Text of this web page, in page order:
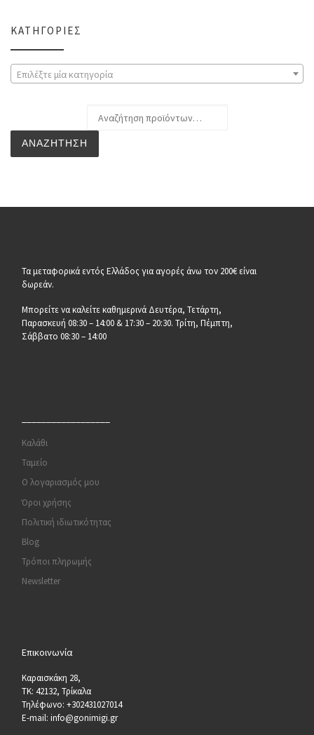
ΚΑΤΗΓΟΡΊΕΣ
Επιλέξτε μία κατηγορία
ΑΝΑΖΉΤΗΣΗ
Τα μεταφορικά εντός Ελλάδος για αγορές άνω τον 200€ είναι
δωρεάν.
Μπορείτε να καλείτε καθημερινά Δευτέρα, Τετάρτη,
Παρασκευή 08:30 – 14:00 & 17:30 – 20:30. Τρίτη, Πέμπτη,
Σάββατο 08:30 – 14:00
Καλάθι
Ταμείο
Ο λογαριασμός μου
Όροι χρήσης
Πολιτική ιδιωτικότητας
Blog
Τρόποι πληρωμής
Newsletter
Επικοινωνία
Καραισκάκη 28,
ΤΚ: 42132, Τρίκαλα
Τηλέφωνο: +302431027014
E-mail: info@gonimigi.gr